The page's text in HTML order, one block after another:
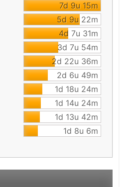
7d 9u 15m
5d 9u 22m
4d 7u 31m
3d 7u 54m
2d 22u 36m
2d 6u 49m
1d 18u 24m
1d 14u 24m
1d 13u 42m
1d 8u 6m